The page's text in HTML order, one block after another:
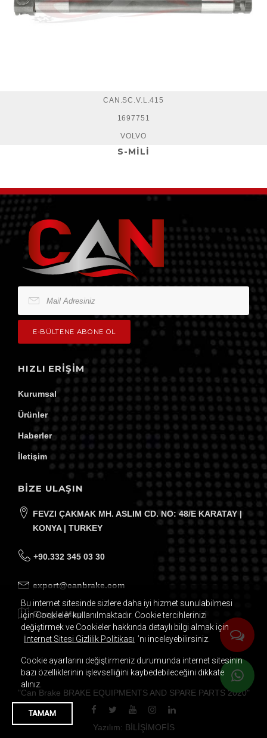
CAN.SC.V.L.415
1697751
VOLVO
S-MİLİ
Mail Adresiniz
HIZLI ERIŞIM
Kurumsal
Ürünler
Haberler
İletişim
BİZE ULAŞIN
FEVZI ÇAKMAK MH. ASLIM CD. NO: 48/E KARATAY |
KONYA | TURKEY
+90.332 345 03 30
export@canbrake.com
Google Map
"Can Brake BRAKE EQUIPMENTS AND SPARE PARTS 2020"
Yazılım: BİLİŞİMOFİS
Bu internet sitesinde sizlere daha iyi hizmet sunulabilmesi
için Cookieler kullanılmaktadır. Cookie tercihlerinizi
değiştirmek ve Cookieler hakkında detaylı bilgi almak için
İnternet Sitesi Gizlilik Politikası ’nı inceleyebilirsiniz.
Cookie ayarlarını değiştirmeniz durumunda internet sitesinin
bazı özelliklerinin işlevselliğini kaybedebileceğini dikkate
alınız.
TAMAM